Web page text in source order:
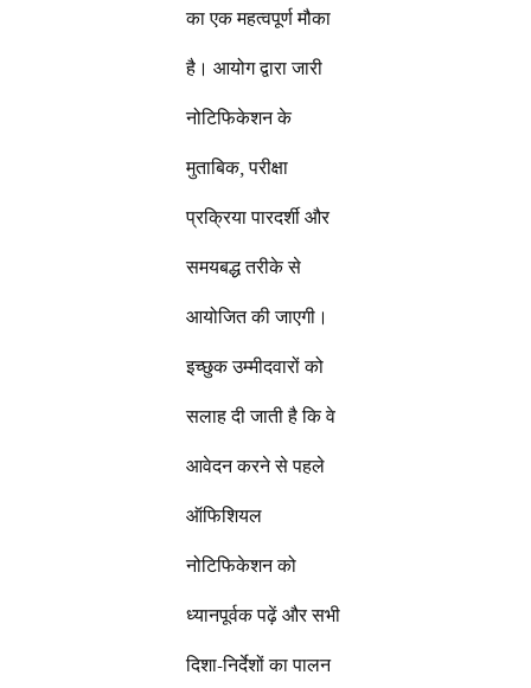
का एक महत्वपूर्ण मौका
है। आयोग द्वारा जारी
नोटिफिकेशन के
मुताबिक, परीक्षा
प्रक्रिया पारदर्शी और
समयबद्ध तरीके से
आयोजित की जाएगी।
इच्छुक उम्मीदवारों को
सलाह दी जाती है कि वे
आवेदन करने से पहले
ऑफिशियल
नोटिफिकेशन को
ध्यानपूर्वक पढ़ें और सभी
दिशा-निर्देशों का पालन